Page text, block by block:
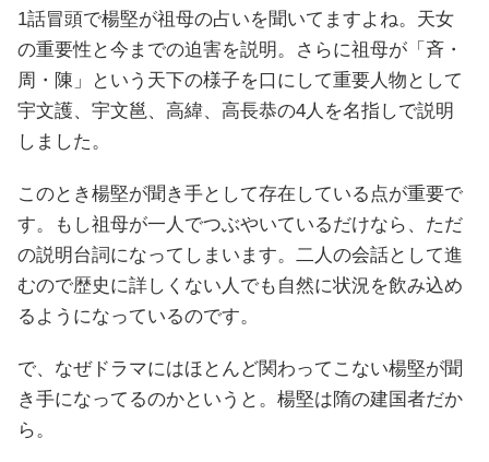
1話冒頭で楊堅が祖母の占いを聞いてますよね。天女
の重要性と今までの迫害を説明。さらに祖母が「斉・
周・陳」という天下の様子を口にして重要人物として
宇文護、宇文邕、高緯、高長恭の4人を名指しで説明
しました。
このとき楊堅が聞き手として存在している点が重要で
す。もし祖母が一人でつぶやいているだけなら、ただ
の説明台詞になってしまいます。二人の会話として進
むので歴史に詳しくない人でも自然に状況を飲み込め
るようになっているのです。
で、なぜドラマにはほとんど関わってこない楊堅が聞
き手になってるのかというと。楊堅は隋の建国者だか
ら。